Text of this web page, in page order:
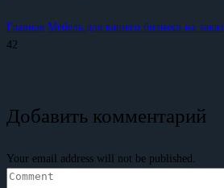
Главная Мебель для вашего бизнеса на заказ
42
Добавить комментарий
Your email address will not be published.